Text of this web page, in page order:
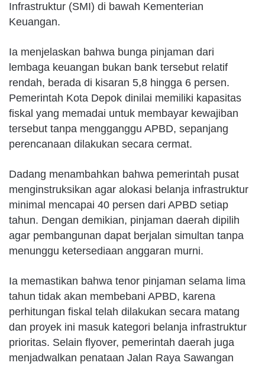
Infrastruktur (SMI) di bawah Kementerian
Keuangan.
Ia menjelaskan bahwa bunga pinjaman dari
lembaga keuangan bukan bank tersebut relatif
rendah, berada di kisaran 5,8 hingga 6 persen.
Pemerintah Kota Depok dinilai memiliki kapasitas
fiskal yang memadai untuk membayar kewajiban
tersebut tanpa mengganggu APBD, sepanjang
perencanaan dilakukan secara cermat.
Dadang menambahkan bahwa pemerintah pusat
menginstruksikan agar alokasi belanja infrastruktur
minimal mencapai 40 persen dari APBD setiap
tahun. Dengan demikian, pinjaman daerah dipilih
agar pembangunan dapat berjalan simultan tanpa
menunggu ketersediaan anggaran murni.
Ia memastikan bahwa tenor pinjaman selama lima
tahun tidak akan membebani APBD, karena
perhitungan fiskal telah dilakukan secara matang
dan proyek ini masuk kategori belanja infrastruktur
prioritas. Selain flyover, pemerintah daerah juga
menjadwalkan penataan Jalan Raya Sawangan